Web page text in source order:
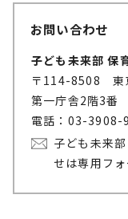
お問い合わせ
子ども未来部 保
〒114-8508 東
第一庁舎2階3番
電話：03-3908-
子ども未来
せは専用フ